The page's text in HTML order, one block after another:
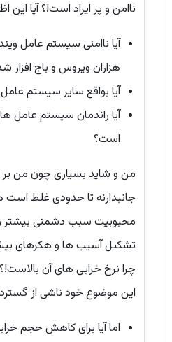
ناامن و پر ایراد است!؟ آیا
آیا ناامنی سیستم عامل
هزاران ویروس و باج افزار
آیا بواقع سایر سیستم
آیا راندمان سیستم عامل
است؟
من و شاید بسیاری چون من بر
جانبدارنه تا حدودی غلط است
محبوبیت سبب دشمنی بیشتر
تشکیل آسیب ها و هکرهای
چرا نرخ خرابی های آن
این موضوع خود ناشی از
اما آیا برای کاهش حجم